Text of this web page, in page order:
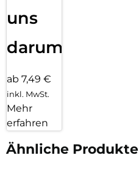
uns
darum!
ab 7,49 €
inkl. MwSt.
Mehr
erfahren
Ähnliche Produkte